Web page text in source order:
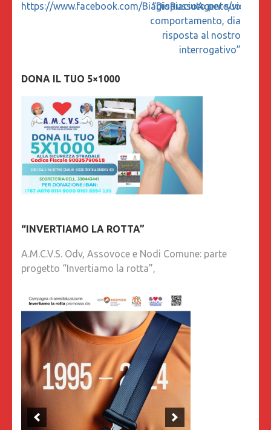
https://www.facebook.com/BiagioRussoAgente/videos/
“Dispiaciuto per suo
comportamento, dia
risposta al nostro
interrogativo”
DONA IL TUO 5×1000
“INVERTIAMO LA ROTTA”
A.M.C.V.S. Odv, Assovoce e Nodi Comune: parte
progetto “Invertiamo la rotta”,